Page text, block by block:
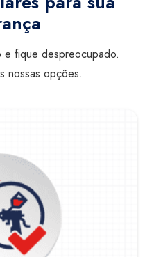
e fique despreocupado.
nossas opções.